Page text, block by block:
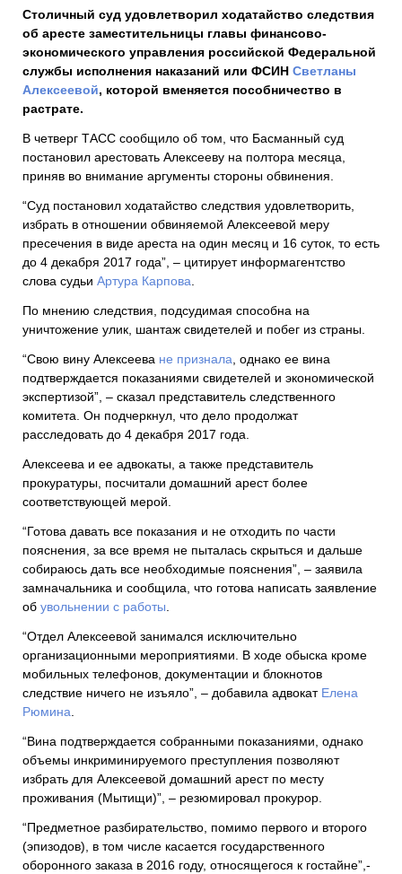
Столичный суд удовлетворил ходатайство следствия
об аресте заместительницы главы финансово-
экономического управления российской Федеральной
службы исполнения наказаний или ФСИН Светланы
Алексеевой, которой вменяется пособничество в
растрате.
В четверг ТАСС сообщило об том, что Басманный суд
постановил арестовать Алексееву на полтора месяца,
приняв во внимание аргументы стороны обвинения.
“Суд постановил ходатайство следствия удовлетворить,
избрать в отношении обвиняемой Алексеевой меру
пресечения в виде ареста на один месяц и 16 суток, то есть
до 4 декабря 2017 года”, – цитирует информагентство
слова судьи Артура Карпова
По мнению следствия, подсудимая способна на
уничтожение улик, шантаж свидетелей и побег из страны.
“Свою вину Алексеева не признала , однако ее вина
подтверждается показаниями свидетелей и экономической
экспертизой”, – сказал представитель следственного
комитета. Он подчеркнул, что дело продолжат
расследовать до 4 декабря 2017 года.
Алексеева и ее адвокаты, а также представитель
прокуратуры, посчитали домашний арест более
соответствующей мерой.
“Готова давать все показания и не отходить по части
пояснения, за все время не пыталась скрыться и дальше
собираюсь дать все необходимые пояснения”, – заявила
замначальника и сообщила, что готова написать заявление
об увольнении с работы
“Отдел Алексеевой занимался исключительно
организационными мероприятиями. В ходе обыска кроме
мобильных телефонов, документации и блокнотов
следствие ничего не изъяло”, – добавила адвокат Елена
Рюмина
“Вина подтверждается собранными показаниями, однако
объемы инкриминируемого преступления позволяют
избрать для Алексеевой домашний арест по месту
проживания (Мытищи)”, – резюмировал прокурор.
“Предметное разбирательство, помимо первого и второго
(эпизодов), в том числе касается государственного
оборонного заказа в 2016 году, относящегося к гостайне”,-